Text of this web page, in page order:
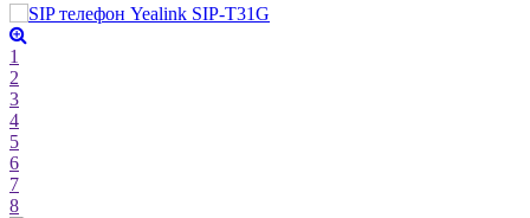
1
2
3
4
5
6
7
8